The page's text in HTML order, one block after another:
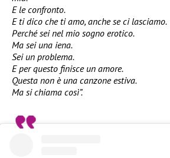
E le confronto.
E ti dico che ti amo, anche se ci lasciamo.
Perché sei nel mio sogno erotico.
Ma sei una iena.
Sei un problema.
E per questo finisce un amore.
Questa non è una canzone estiva.
Ma si chiama così”.